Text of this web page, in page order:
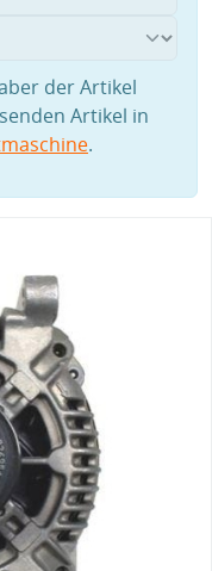
der Artikel
Artikel in
.